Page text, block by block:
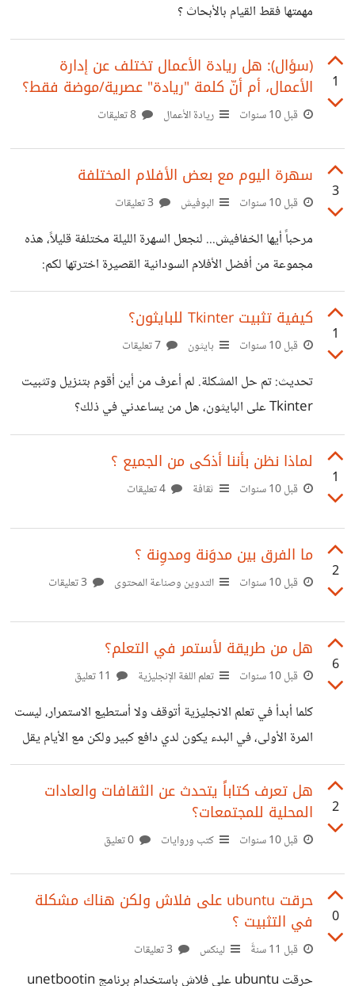
مهمتها فقط القيام بالأبحاث ؟
1
(سؤال): هل ريادة الأعمال تختلف عن إدارة
الأعمال، أم أنّ كلمة "ريادة" عصرية/موضة فقط؟
قبل 10 سنوات ريادة الأعمال
3
سهرة اليوم مع بعض الأفلام المختلفة
قبل 10 سنوات البوفيش
مرحباً أيها الخفافيش... لنجعل السهرة الليلة مختلفة قليلاً، هذه
مجموعة من أفضل الأفلام السودانية القصيرة اخترتها لكم:
*تزعة، فائز بجائزة أفضل فيلم وأفضل مخرج بمهرجان تهارقا
لعام2014" - لا يمكن شرح فكرة الفيلم
https://www.youtube.com/watch?
قصة مأساة عائلة سودانية.
https://www.youtube.com/watch?
v=zEoy8VPR7VI *الفيروس 2 ، فيلم زومبي، ربما القصة
مكررة وركيكة لكن به مؤثرات بصرية عالية - فائز بجائزة أفضل
مؤثرات بصرية بمهرجان تهارقا 2015
السودانية القصيرة - أيضاً قصة عادية سريعة في 4 دقائق
1
كيفية تثبيت Tkinter للبايثون؟
قبل 10 سنوات بايثون
تحديث: تم حل المشكلة. لم أعرف من أين أقوم بتنزيل وتثبيت
Tkinter على البايثون، هل من يساعدني في ذلك؟
1
لماذا نظن بأننا أذكى من الجميع ؟
قبل 10 سنوات ثقافة
2
ما الفرق بين مدوَنة ومدوِنة ؟
قبل 10 سنوات التدوين وصناعة المحتوى
6
هل من طريقة لأستمر في التعلم؟
قبل 10 سنوات تعلم اللغة الإنجليزية
كلما أبدأ في تعلم الانجليزية أتوقف ولا أستطيع الاستمرار، ليست
المرة الأولى، في البدء يكون لدي دافع كبير ولكن مع الأيام يقل
اهتمامي، ما الحل؟
2
هل تعرف كتاباً يتحدث عن الثقافات والعادات
المحلية للمجتمعات؟
قبل 10 سنوات كتب وروايات
0
حرقت ubuntu على فلاش ولكن هناك مشكلة
في التثبيت ؟
قبل 11 سنةً لينكس
حرقت ubuntu على فلاش باستخدام برنامج unetbootin